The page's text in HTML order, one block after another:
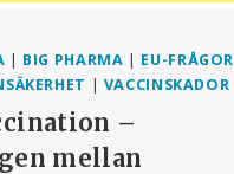
| BIG PHARMA | EU-FRÅGOR
| VACCINSKADOR
–
mellan